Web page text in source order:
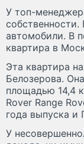
У топ-
автомобили. В
квартира в
Эта квартира
Белозерова.
площадью 14,4
Rover Range
года выпуска и
У